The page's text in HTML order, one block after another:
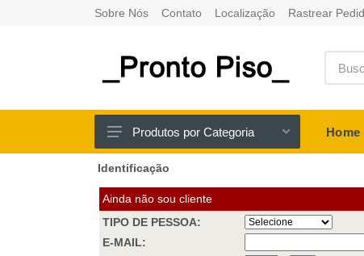
Sobre Nós Contato Localização Rastrear
PISO MACIÇO
PISO ENGENHEIRADO
ADESIVOS
Produtos por Categoria Home
Identificação
Ainda não sou cliente
TIPO DE PESSOA:
E-MAIL: